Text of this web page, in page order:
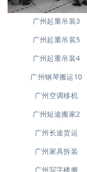
广州起重吊装3
广州起重吊装5